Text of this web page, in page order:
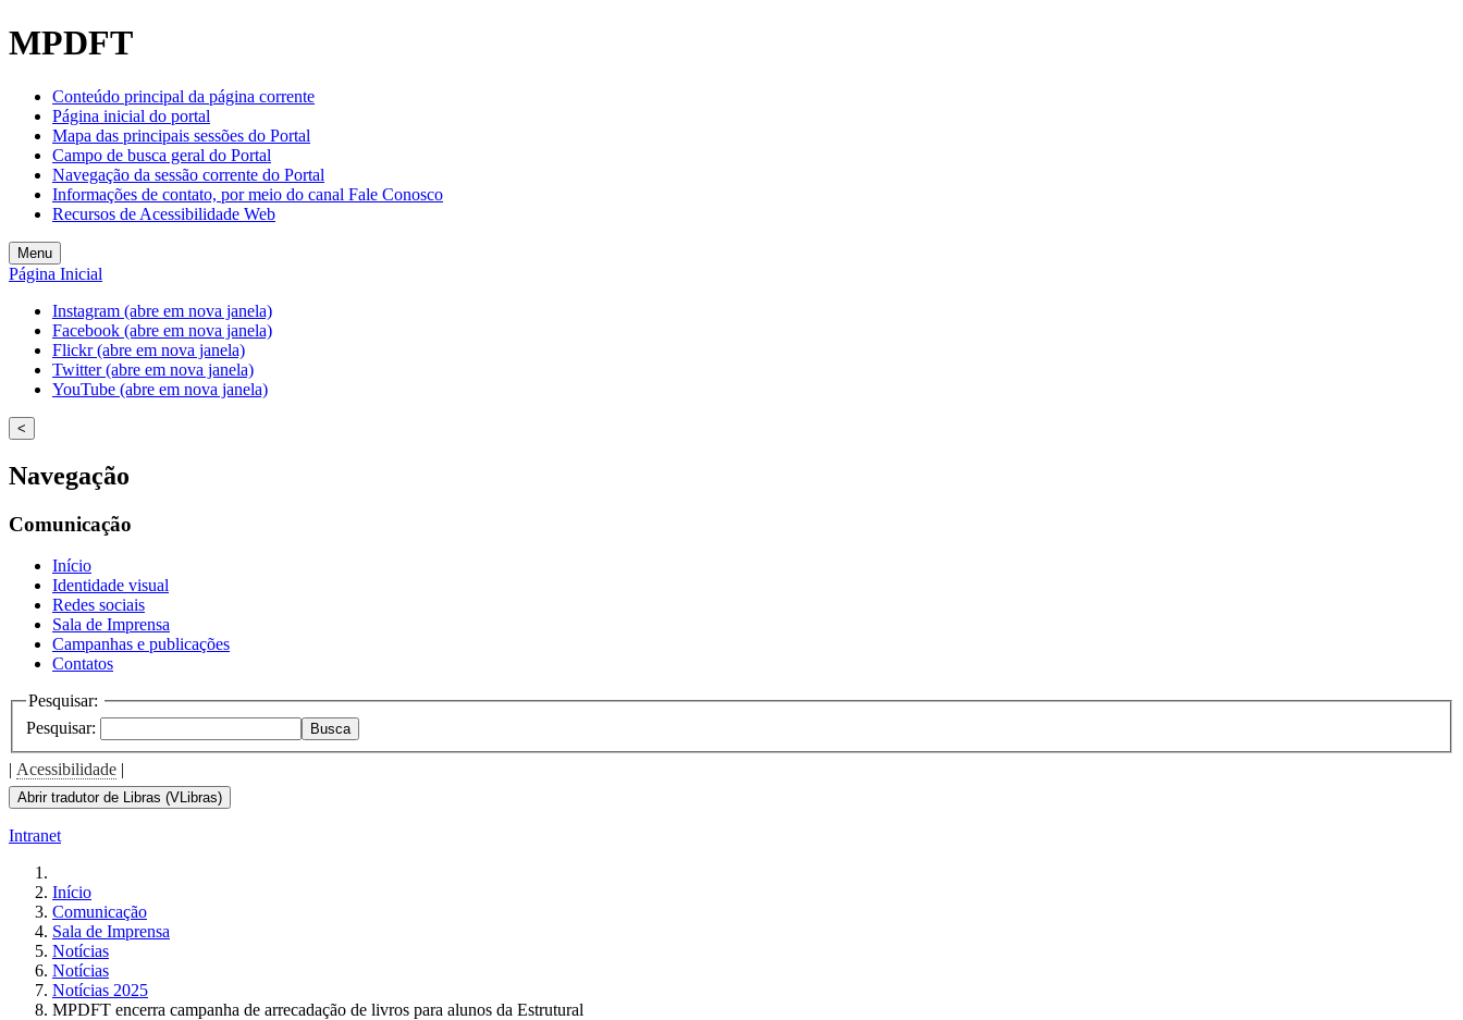
MPDFT
Conteúdo principal da página corrente
Página inicial do portal
Mapa das principais sessões do Portal
Campo de busca geral do Portal
Navegação da sessão corrente do Portal
Informações de contato, por meio do canal Fale Conosco
Recursos de Acessibilidade Web
Menu
Página Inicial
Instagram (abre em nova janela)
Facebook (abre em nova janela)
Flickr (abre em nova janela)
Twitter (abre em nova janela)
YouTube (abre em nova janela)
<
Navegação
Comunicação
Início
Identidade visual
Redes sociais
Sala de Imprensa
Campanhas e publicações
Contatos
Pesquisar:
Pesquisar:
Busca
| Acessibilidade |
Abrir tradutor de Libras (VLibras)
Intranet
Início
Comunicação
Sala de Imprensa
Notícias
Notícias
Notícias 2025
MPDFT encerra campanha de arrecadação de livros para alunos da Estrutural